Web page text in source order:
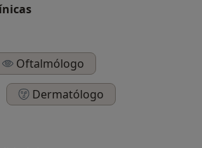
Oftalmólogo
Dermatólogo